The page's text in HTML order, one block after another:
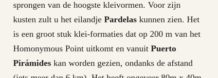
sprongen van de hoogste kleivormen. Voor zijn
kusten zult u het eilandje Pardelaskunnen zien. Het
is een groot stuk klei-formaties dat op 200 m van het
Homonymous Point uitkomt en vanuit Puerto
Pirámideskan worden gezien, ondanks de afstand